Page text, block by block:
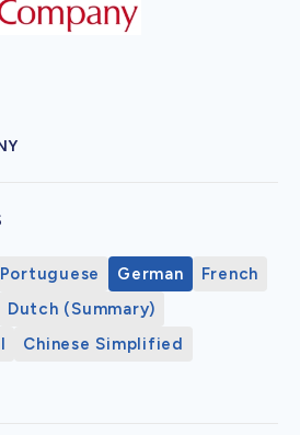
Portuguese German
French
Dutch (Summary)
Chinese Simplified